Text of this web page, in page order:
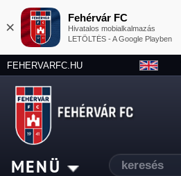
×
Fehérvár FC
Hivatalos mobialkalmazás
LETÖLTÉS - A Google Playben
FEHERVARFC.HU
MENÜ